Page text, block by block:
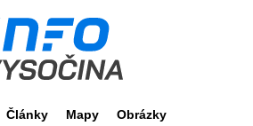
Články Mapy Obrázky